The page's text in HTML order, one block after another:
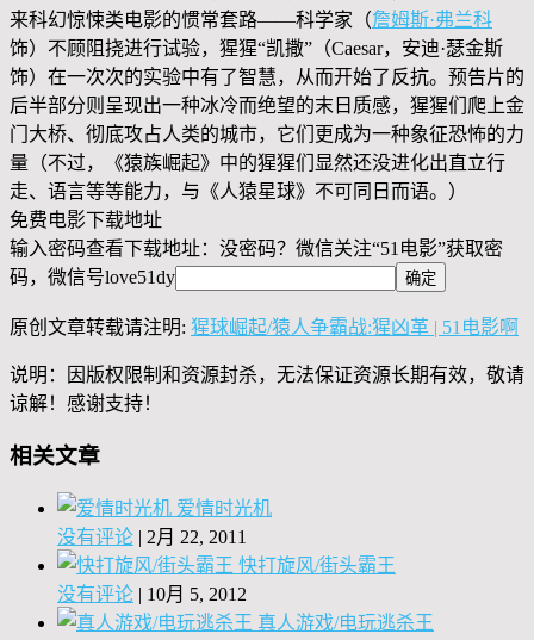
来科幻惊悚类电影的惯常套路——科学家（詹姆斯·弗兰科
饰）不顾阻挠进行试验，猩猩“凯撒”（Caesar，安迪·瑟金斯
饰）在一次次的实验中有了智慧，从而开始了反抗。预告片的
后半部分则呈现出一种冰冷而绝望的末日质感，猩猩们爬上金
门大桥、彻底攻占人类的城市，它们更成为一种象征恐怖的力
量（不过，《猿族崛起》中的猩猩们显然还没进化出直立行
走、语言等等能力，与《人猿星球》不可同日而语。）
免费电影下载地址
输入密码查看下载地址：没密码？微信关注“51电影”获取密
码，微信号love51dy
原创文章转载请注明: 猩球崛起/猿人争霸战:猩凶革 | 51电影啊
说明：因版权限制和资源封杀，无法保证资源长期有效，敬请
谅解！感谢支持！
相关文章
爱情时光机
没有评论 | 2月 22, 2011
快打旋风/街头霸王
没有评论 | 10月 5, 2012
真人游戏/电玩逃杀王